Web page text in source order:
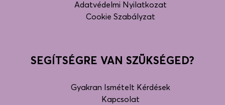
Adatvédelmi Nyilatkozat
Cookie Szabályzat
SEGÍTSÉGRE VAN SZÜKSÉGED?
Gyakran Ismételt Kérdések
Kapcsolat